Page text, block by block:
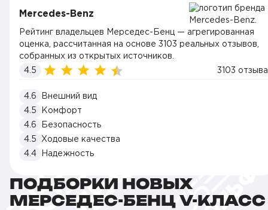
Mercedes-Benz
Рейтинг владельцев Мерседес-Бенц — агрегированная
оценка, рассчитанная на основе 3103 реальных отзывов,
собранных из открытых источников.
4.5
3103 отзыва
4.6
Внешний вид
4.5
Комфорт
4.6
Безопасность
4.5
Ходовые качества
4.4
Надежность
ПОДБОРКИ НОВЫХ
МЕРСЕДЕС-БЕНЦ V-КЛАСС